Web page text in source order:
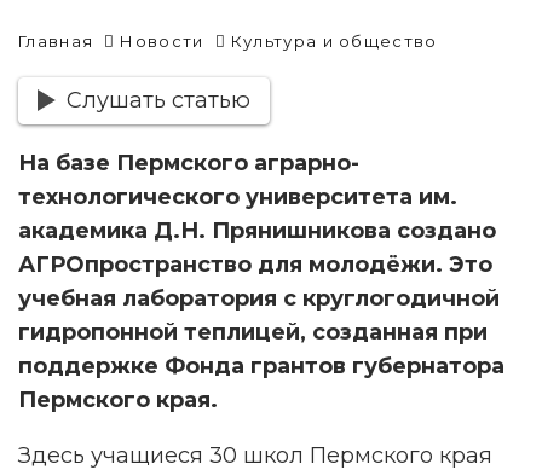
Главная Новости Культура и общество
Слушать статью
На базе Пермского аграрно-
технологического университета им.
академика Д.Н. Прянишникова создано
АГРОпространство для молодёжи. Это
учебная лаборатория с круглогодичной
гидропонной теплицей, созданная при
поддержке Фонда грантов губернатора
Пермского края.
Здесь учащиеся 30 школ Пермского края